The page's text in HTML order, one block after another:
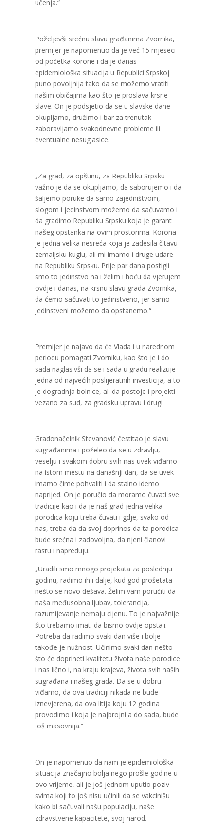
učenja.“
Poželjevši srećnu slavu građanima Zvornika,
premijer je napomenuo da je već 15 mjeseci
od početka korone i da je danas
epidemiološka situacija u Republici Srpskoj
puno povoljnija tako da se možemo vratiti
našim običajima kao što je proslava krsne
slave. On je podsjetio da se u slavske dane
okupljamo, družimo i bar za trenutak
zaboravljamo svakodnevne probleme ili
eventualne nesuglasice.
„Za grad, za opštinu, za Republiku Srpsku
važno je da se okupljamo, da saborujemo i da
šaljemo poruke da samo zajedništvom,
slogom i jedinstvom možemo da sačuvamo i
da gradimo Republiku Srpsku koja je garant
našeg opstanka na ovim prostorima. Korona
je jedna velika nesreća koja je zadesila čitavu
zemaljsku kuglu, ali mi imamo i druge udare
na Republiku Srpsku. Prije par dana postigli
smo to jedinstvo na i želim i hoću da vjerujem
ovdje i danas, na krsnu slavu grada Zvornika,
da ćemo sačuvati to jedinstveno, jer samo
jedinstveni možemo da opstanemo.“
Premijer je najavo da će Vlada i u narednom
periodu pomagati Zvorniku, kao što je i do
sada naglasivši da se i sada u gradu realizuje
jedna od najvećih poslijeratnih investicija, a to
je dogradnja bolnice, ali da postoje i projekti
vezano za sud, za gradsku upravu i drugi.
Gradonačelnik Stevanović čestitao je slavu
sugrađanima i poželeo da se u zdravlju,
veselju i svakom dobru svih nas uvek viđamo
na istom mestu na današnji dan, da se uvek
imamo čime pohvaliti i da stalno idemo
naprijed. On je poručio da moramo čuvati sve
tradicije kao i da je naš grad jedna velika
porodica koju treba čuvati i gdje, svako od
nas, treba da da svoj doprinos da ta porodica
bude srećna i zadovoljna, da njeni članovi
rastu i napreduju.
„Uradili smo mnogo projekata za poslednju
godinu, radimo ih i dalje, kud god prošetata
nešto se novo dešava. Želim vam poručiti da
naša međusobna ljubav, tolerancija,
razumijevanje nemaju cijenu. To je najvažnije
što trebamo imati da bismo ovdje opstali.
Potreba da radimo svaki dan više i bolje
takođe je nužnost. Učinimo svaki dan nešto
što će doprineti kvalitetu života naše porodice
i nas lično i, na kraju krajeva, života svih naših
sugrađana i našeg grada. Da se u dobru
viđamo, da ova tradiciji nikada ne bude
iznevjerena, da ova litija koju 12 godina
provodimo i koja je najbrojnija do sada, bude
još masovnija.“
On je napomenuo da nam je epidemiološka
situacija značajno bolja nego prošle godine u
ovo vrijeme, ali je još jednom uputio poziv
svima koji to još nisu učinili da se vakcinišu
kako bi sačuvali našu populaciju, naše
zdravstvene kapacitete, svoj narod.